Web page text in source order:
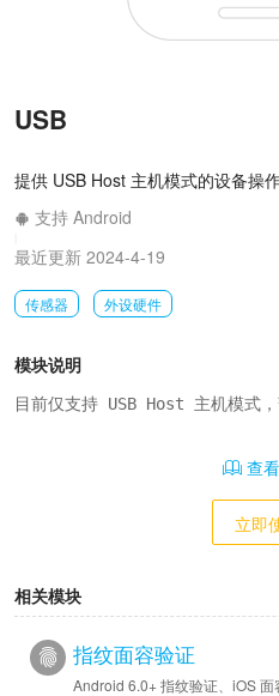
USB
提供 USB Host 主机模式的设备操
支持 Android
最近更新 2024-4-19
传感器 外设硬件
模块说明
目前仅支持 USB Host 主机模式
查
立即
相关模块
指纹面容验证
Android 6.0+ 指纹验证、iOS